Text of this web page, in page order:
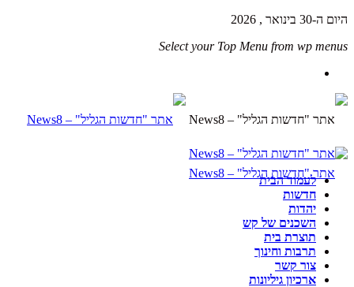
היום ה-30 בינואר , 2026
Select your Top Menu from wp menus
לעמוד הבית
חדשות
יהדות
השכנים של קש
תוצרת בית
תרבות וחינוך
צור קשר
ארכיון גיליונות